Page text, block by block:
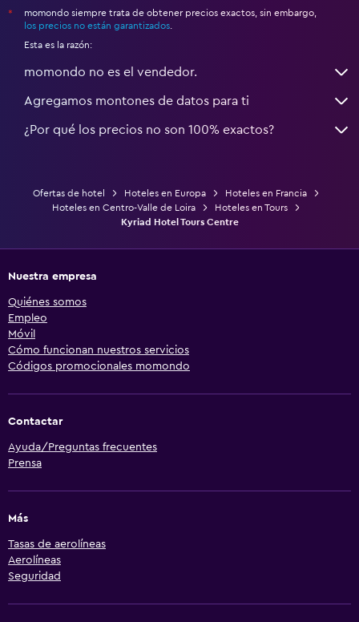
*
momondo siempre trata de obtener precios exactos, sin embargo,
los precios no están garantizados
Esta es la razón:
momondo no es el vendedor.
Agregamos montones de datos para ti
¿Por qué los precios no son 100% exactos?
Ofertas de hotel Hoteles en Europa
Hoteles en Francia
Hoteles en Centro-Valle de Loira
Hoteles en Tours
Kyriad Hotel Tours Centre
Nuestra empresa
Quiénes somos
Empleo
Móvil
Cómo funcionan nuestros servicios
Códigos promocionales momondo
Contactar
Ayuda/Preguntas frecuentes
Prensa
Más
Tasas de aerolíneas
Aerolíneas
Seguridad